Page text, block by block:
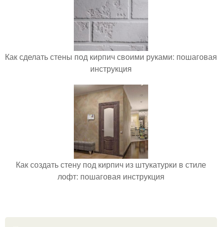
Как сделать стены под кирпич своими руками: пошаговая
инструкция
Как создать стену под кирпич из штукатурки в стиле
лофт: пошаговая инструкция